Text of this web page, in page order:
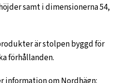
samt i dimensionerna 54,
är stolpen byggd för
förhållanden.